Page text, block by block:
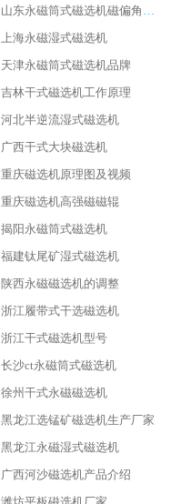
山东永磁筒式磁选机磁偏角怎么调整
上海永磁湿式磁选机
天津永磁筒式磁选机品牌
吉林干式磁选机工作原理
河北半逆流湿式磁选机
广西干式大块磁选机
重庆磁选机原理图及视频
重庆磁选机高强磁磁辊
揭阳永磁筒式磁选机
福建钛尾矿湿式磁选机
陕西永磁磁选机的调整
浙江履带式干选磁选机
浙江干式磁选机型号
长沙ct永磁筒式磁选机
徐州干式永磁磁选机
黑龙江选锰矿磁选机生产厂家
黑龙江永磁湿式磁选机
广西河沙磁选机产品介绍